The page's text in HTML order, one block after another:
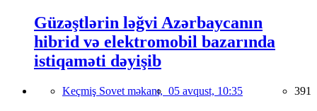
Güzəştlərin ləğvi Azərbaycanın
hibrid və elektromobil bazarında
istiqaməti dəyişib
Keçmiş Sovet məkanı, 05 avqust, 10:35 391